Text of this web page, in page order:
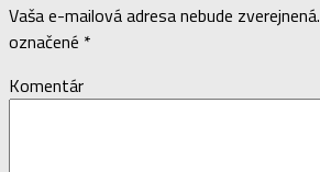
Vaša e-mailová adresa nebude zverejnená.
označené *
Komentár